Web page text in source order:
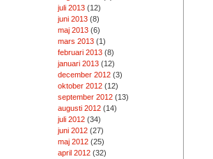
juli 2013(12)
juni 2013(8)
maj 2013(6)
mars 2013(1)
februari 2013(8)
januari 2013(12)
december 2012(3)
oktober 2012(12)
september 2012(13)
augusti 2012(14)
juli 2012(34)
juni 2012(27)
maj 2012(25)
april 2012(32)